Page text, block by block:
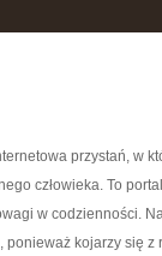
przystań, w
człowieka. To
w codzienności.
ponieważ kojarzy się